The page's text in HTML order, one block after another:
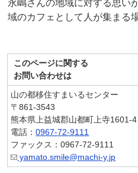
永嶋さんの地域に対する思い
域のカフェとして人が集まる
このページに関する
お問い合わせは
山の都移住すまいるセンター
〒861-3543
熊本県上益城郡山都町上寺1601-4
電話：0967-72-9111
ファックス：0967-72-9111
yamato.smile@machi-y.jp